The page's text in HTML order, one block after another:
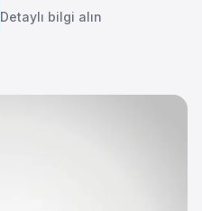
Detaylı bilgi alın